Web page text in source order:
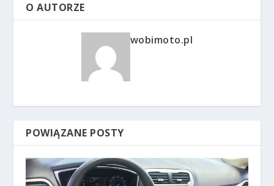
O AUTORZE
wobimoto.pl
POWIĄZANE POSTY